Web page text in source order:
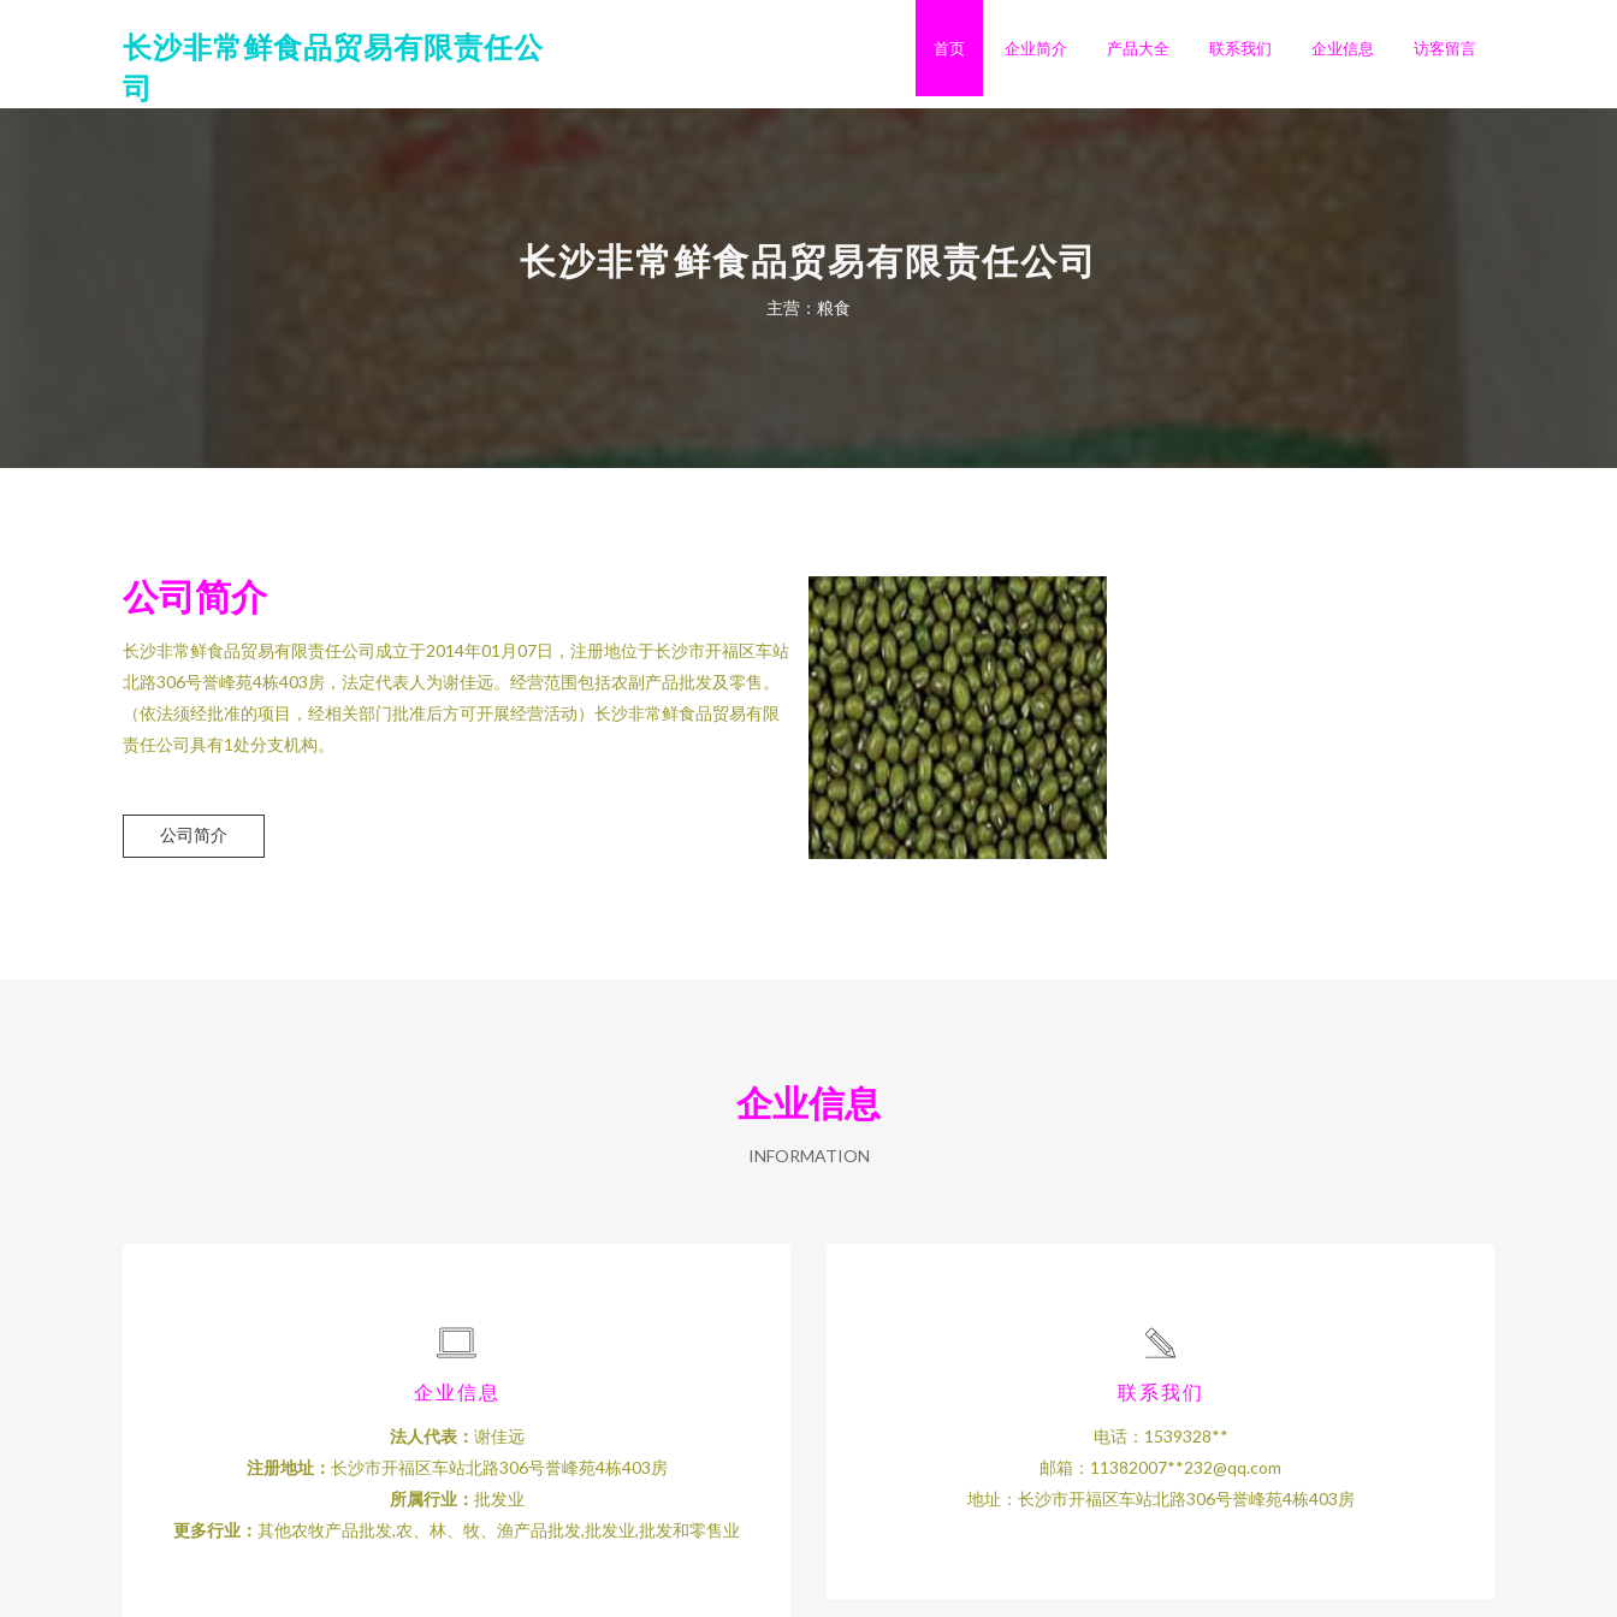
长沙非常鲜食品贸易有限责任公
司
首页 企业简介 产品大全 联系我们 企业信息 访客留言
长沙非常鲜食品贸易有限责任公司
主营：粮食
公司简介
长沙非常鲜食品贸易有限责任公司成立于2014年01月07日，注册地位于长沙市开福区车站
北路306号誉峰苑4栋403房，法定代表人为谢佳远。经营范围包括农副产品批发及零售。
（依法须经批准的项目，经相关部门批准后方可开展经营活动）长沙非常鲜食品贸易有限
责任公司具有1处分支机构。
公司简介
企业信息
INFORMATION
企业信息
法人代表： 谢佳远
注册地址： 长沙市开福区车站北路306号誉峰苑4栋403房
所属行业： 批发业
更多行业： 其他农牧产品批发,农、林、牧、渔产品批发,批发业,批发和零售业
联系我们
电话：1539328**
邮箱：11382007**232@qq.com
地址：长沙市开福区车站北路306号誉峰苑4栋403房